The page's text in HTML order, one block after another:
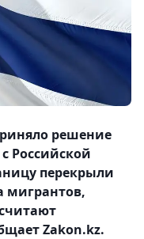
решение
Российской
перекрыли
мигрантов,
Zakon.kz.